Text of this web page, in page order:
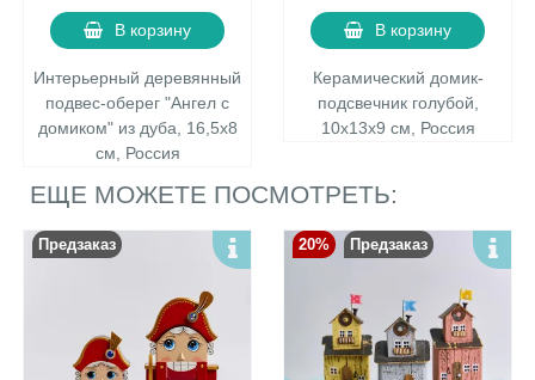
В корзину
Интерьерный деревянный
подвес-оберег "Ангел с
домиком" из дуба, 16,5х8
см, Россия
В корзину
Керамический домик-
подсвечник голубой,
10х13х9 см, Россия
ЕЩЕ МОЖЕТЕ ПОСМОТРЕТЬ:
Предзаказ 20% Предзаказ